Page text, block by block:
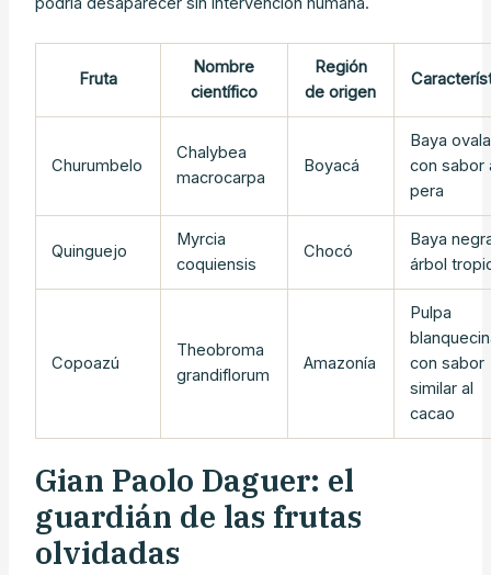
Fruta
Nombre
científico
Región
de origen
Churumbelo
Chalybea
macrocarpa
Boyacá
Baya
con sabor
pera
Quinguejo
Myrcia
coquiensis
Chocó
Baya
árbol
Copoazú
Theobroma
grandiflorum
Amazonía
Pulpa
con sabor
similar al
cacao
Gian Paolo Daguer: el
guardián de las frutas
olvidadas